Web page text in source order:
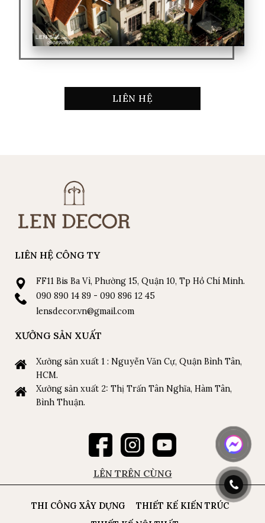
LIÊN HỆ
LIÊN HỆ CÔNG TY
FF11 Bis Ba Vì, Phường 15, Quận 10, Tp Hồ Chí Minh.
090 890 14 89 - 090 896 12 45
lensdecor.vn@gmail.com
XƯỞNG SẢN XUẤT
Xưởng sản xuất 1 : Nguyễn Văn Cự, Quận Bình Tân,
HCM.
Xưởng sản xuất 2: Thị Trấn Tân Nghĩa, Hàm Tân,
Bình Thuận.
LÊN TRÊN CÙNG
THI CÔNG XÂY DỰNG
THIẾT KẾ KIẾN TRÚC